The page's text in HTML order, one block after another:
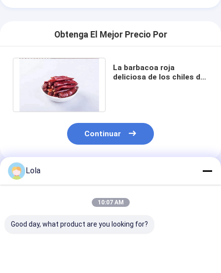
Obtenga El Mejor Precio Por
La barbacoa roja
deliciosa de los chiles de
Continuar
Productos Recomendados
Lola
10:07 AM
Good day, what product are you looking for?